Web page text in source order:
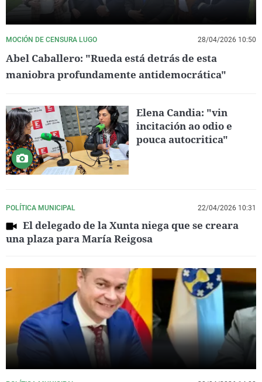
MOCIÓN DE CENSURA LUGO 28/04/2026 10:50
Abel Caballero: "Rueda está detrás de esta
maniobra profundamente antidemocrática"
Elena Candia: "vin
incitación ao odio e
pouca autocritica"
POLÍTICA MUNICIPAL 22/04/2026 10:31
El delegado de la Xunta niega que se creara
una plaza para María Reigosa